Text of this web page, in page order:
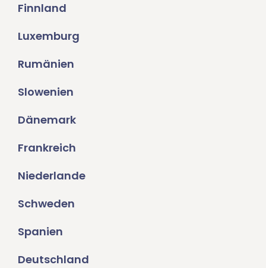
Finnland
Luxemburg
Rumänien
Slowenien
Dänemark
Frankreich
Niederlande
Schweden
Spanien
Deutschland